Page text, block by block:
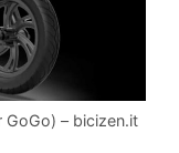
GoGo) – bicizen.it